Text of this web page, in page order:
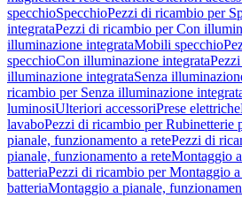
specchioSpecchioPezzi di ricambio per
integrataPezzi di ricambio per Con
illuminazione integrataMobili specchio
specchioCon illuminazione integrata
illuminazione integrataSenza
ricambio per Senza illuminazione
luminosiUlteriori accessoriPrese elettriche
lavaboPezzi di ricambio per Rubinetterie
pianale, funzionamento a retePezzi di
pianale, funzionamento a reteMontaggio
batteriaPezzi di ricambio per Montaggio
batteriaMontaggio a pianale,